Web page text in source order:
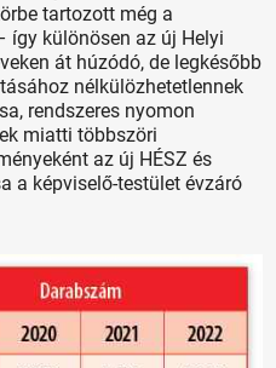
tartozott még a
így különösen az új Helyi
át húzódó, de legkésőbb
nélkülözhetetlennek
rendszeres nyomon
miatti többszöri
az új HÉSZ és
a képviselő-testület évzáró